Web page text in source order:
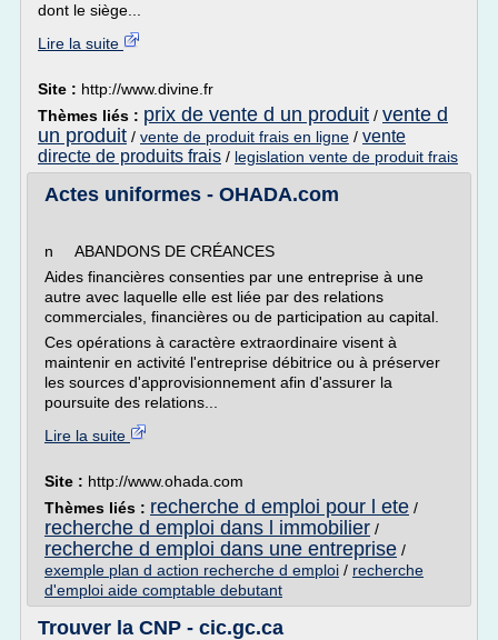
dont le siège...
Lire la suite
Site : http://www.divine.fr
Thèmes liés : prix de vente d un produit / vente d
un produit / vente de produit frais en ligne / vente
directe de produits frais / legislation vente de produit frais
Actes uniformes - OHADA.com
n ABANDONS DE CRÉANCES
Aides financières consenties par une entreprise à une
autre avec laquelle elle est liée par des relations
commerciales, financières ou de participation au capital.
Ces opérations à caractère extraordinaire visent à
maintenir en activité l'entreprise débitrice ou à préserver
les sources d'approvisionnement afin d'assurer la
poursuite des relations...
Lire la suite
Site : http://www.ohada.com
Thèmes liés : recherche d emploi pour l ete /
recherche d emploi dans l immobilier /
recherche d emploi dans une entreprise /
exemple plan d action recherche d emploi / recherche
d'emploi aide comptable debutant
Trouver la CNP - cic.gc.ca